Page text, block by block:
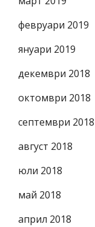
февруари 2019
януари 2019
декември 2018
октомври 2018
септември 2018
август 2018
юли 2018
май 2018
април 2018